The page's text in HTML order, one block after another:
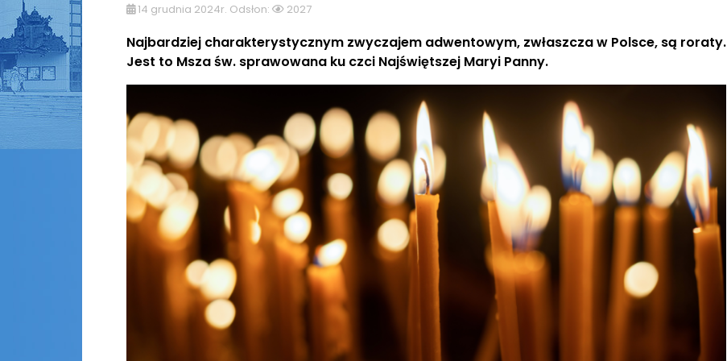
14 grudnia 2024r. Odsłon: 2027
Najbardziej charakterystycznym zwyczajem adwentowym, zwłaszcza w Polsce, są roraty.
Jest to Msza św. sprawowana ku czci Najświętszej Maryi Panny.